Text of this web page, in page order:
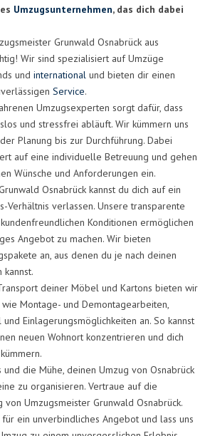
Umzugsunternehmen, das dich dabei
Grunwald Osnabrück aus
Wir sind spezialisiert auf Umzüge
und international und bieten dir einen
Service.
Umzugsexperten sorgt dafür, dass
und stressfrei abläuft. Wir kümmern uns
Planung bis zur Durchführung. Dabei
auf eine individuelle Betreuung und gehen
Wünsche und Anforderungen ein.
Osnabrück kannst du dich auf ein
Verhältnis verlassen. Unsere transparente
Konditionen ermöglichen
Angebot zu machen. Wir bieten
an, aus denen du je nach deinen
deiner Möbel und Kartons bieten wir
Montage- und Demontagearbeiten,
Einlagerungsmöglichkeiten an. So kannst
neuen Wohnort konzentrieren und dich
die Mühe, deinen Umzug von Osnabrück
zu organisieren. Vertraue auf die
von Umzugsmeister Grunwald Osnabrück.
ein unverbindliches Angebot und lass uns